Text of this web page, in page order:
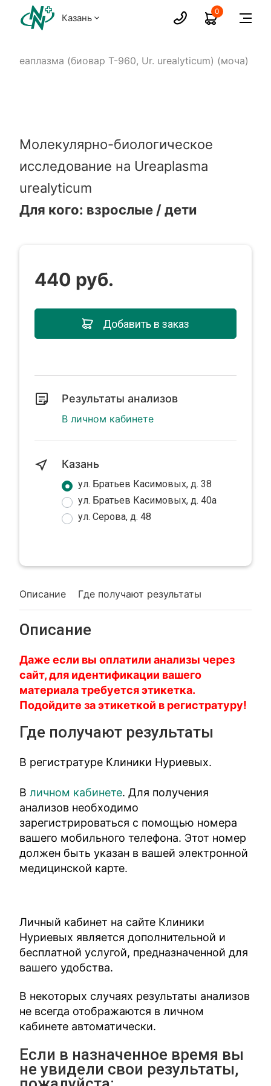
Казань
0
Уреаплазма (биовар Т-960, Ur. urealyticum) (моча)
Молекулярно-биологическое
исследование на Ureaplasma
urealyticum
Для кого: взрослые / дети
Описание Где получают результаты
Описание
Даже если вы оплатили анализы через
сайт, для идентификации вашего
материала требуется этикетка.
Подойдите за этикеткой в регистратуру!
Где получают результаты
В регистратуре Клиники Нуриевых.
Вличном кабинете. Для получения
анализов необходимо
зарегистрироваться с помощью номера
вашего мобильного телефона. Этот номер
должен быть указан в вашей электронной
медицинской карте.
Личный кабинет на сайте Клиники
Нуриевых является дополнительной и
бесплатной услугой, предназначенной для
вашего удобства.
В некоторых случаях результаты анализов
не всегда отображаются в личном
кабинете автоматически.
Если в назначенное время вы
не увидели свои результаты,
440 руб.
Добавить в заказ
Результаты анализов
В личном кабинете
Казань
ул. Братьев Касимовых, д. 38
ул. Братьев Касимовых, д. 40а
ул. Серова, д. 48